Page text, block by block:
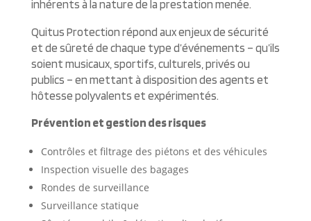
inhérents à la nature de la prestation menée.
Quitus Protection répond aux enjeux de sécurité
et de sûreté de chaque type d’événements – qu’ils
soient musicaux, sportifs, culturels, privés ou
publics – en mettant à disposition des agents et
hôtesse polyvalents et expérimentés.
Prévention et gestion des risques
Contrôles et filtrage des piétons et des véhicules
Inspection visuelle des bagages
Rondes de surveillance
Surveillance statique